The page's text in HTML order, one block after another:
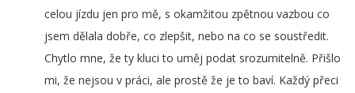
celou jízdu jen pro mě, s okamžitou zpětnou vazbou co
jsem dělala dobře, co zlepšit, nebo na co se soustředit.
Chytlo mne, že ty kluci to uměj podat srozumitelně. Přišlo
mi, že nejsou v práci, ale prostě že je to baví. Každý přeci